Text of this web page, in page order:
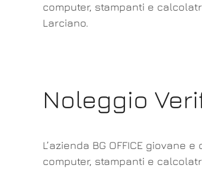
computer, stampanti e
Larciano.
Noleggio
L’azienda BG OFFICE
computer, stampanti e